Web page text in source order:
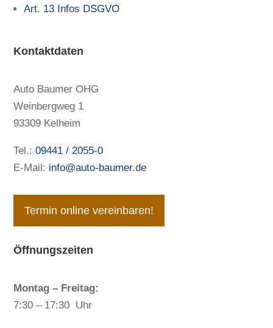
Art. 13 Infos DSGVO
Kontaktdaten
Auto Baumer OHG
Weinbergweg 1
93309 Kelheim
Tel.:09441 / 2055-0
E-Mail: info@auto-baumer.de
Termin online vereinbaren!
Öffnungszeiten
Montag – Freitag:
7:30 – 17:30 Uhr